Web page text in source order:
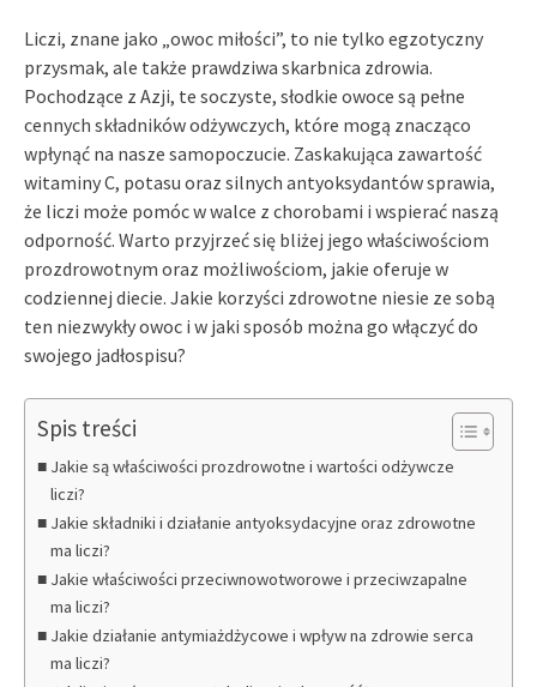
Liczi, znane jako „owoc miłości”, to nie tylko egzotyczny
przysmak, ale także prawdziwa skarbnica zdrowia.
Pochodzące z Azji, te soczyste, słodkie owoce są pełne
cennych składników odżywczych, które mogą znacząco
wpłynąć na nasze samopoczucie. Zaskakująca zawartość
witaminy C, potasu oraz silnych antyoksydantów sprawia,
że liczi może pomóc w walce z chorobami i wspierać naszą
odporność. Warto przyjrzeć się bliżej jego właściwościom
prozdrowotnym oraz możliwościom, jakie oferuje w
codziennej diecie. Jakie korzyści zdrowotne niesie ze sobą
ten niezwykły owoc i w jaki sposób można go włączyć do
swojego jadłospisu?
Spis treści
Jakie są właściwości prozdrowotne i wartości odżywcze
liczi?
Jakie składniki i działanie antyoksydacyjne oraz zdrowotne
ma liczi?
Jakie właściwości przeciwnowotworowe i przeciwzapalne
ma liczi?
Jakie działanie antymiażdżycowe i wpływ na zdrowie serca
ma liczi?